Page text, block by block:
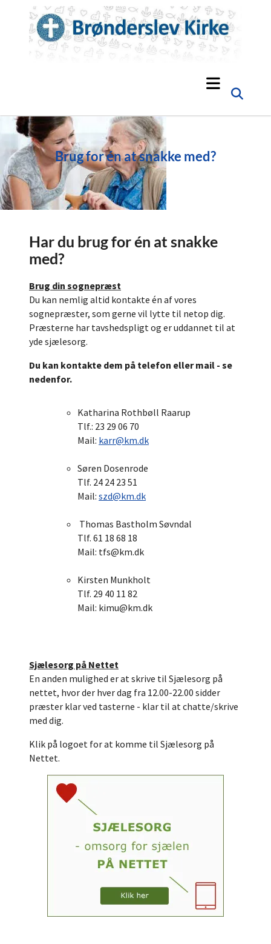
Brug for én at snakke med?
Har du brug for én at snakke
med?
Brug din sognepræst
Du kan nemlig altid kontakte én af vores
sognepræster, som gerne vil lytte til netop dig.
Præsterne har tavshedspligt og er uddannet til at
yde sjælesorg.
Du kan kontakte dem på telefon eller mail - se
nedenfor.
Katharina Rothbøll Raarup
Tlf.: 23 29 06 70
Mail: karr@km.dk
Søren Dosenrode
Tlf. 24 24 23 51
Mail: szd@km.dk
Thomas Bastholm Søvndal
Tlf. 61 18 68 18
Mail: tfs@km.dk
Kirsten Munkholt
Tlf. 29 40 11 82
Mail: kimu@km.dk
Sjælesorg på Nettet
En anden mulighed er at skrive til Sjælesorg på
nettet, hvor der hver dag fra 12.00-22.00 sidder
præster klar ved tasterne - klar til at chatte/skrive
med dig.
Klik på logoet for at komme til Sjælesorg på
Nettet.